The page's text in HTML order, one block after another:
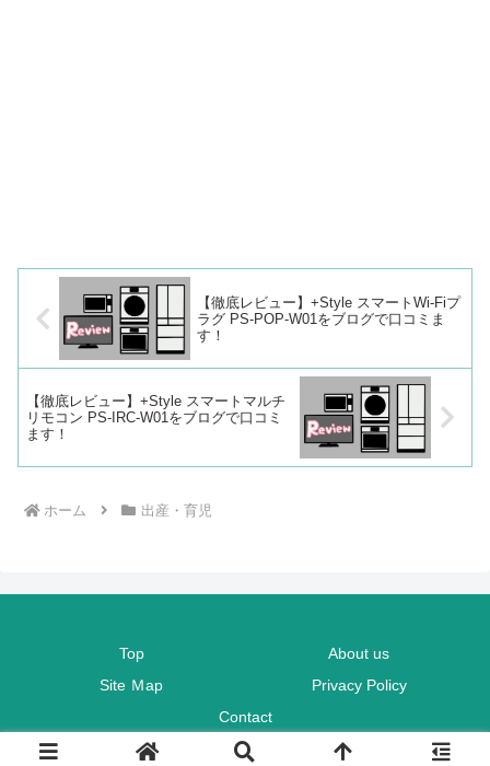
【徹底レビュー】+Style スマートWi-Fiプ
ラグ PS-POP-W01をブログで口コミま
す！
【徹底レビュー】+Style スマートマルチ
リモコン PS-IRC-W01をブログで口コミ
ます！
ホーム 出産・育児
Top
About us
Site Ｍap
Privacy Policy
Contact
© 2020 TaHiRo Blog.